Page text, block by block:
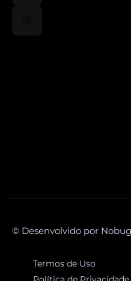
© Desenvolvido por
Termos de Uso